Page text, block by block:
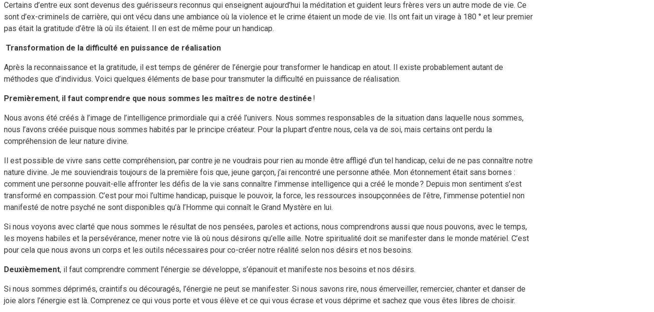
Certains d’entre eux sont devenus des guérisseurs reconnus qui enseignent aujourd’hui la méditation et guident leurs frères vers un autre mode de vie. Ce
sont d’ex-criminels de carrière, qui ont vécu dans une ambiance où la violence et le crime étaient un mode de vie. Ils ont fait un virage à 180 ° et leur premier
pas était la gratitude d’être là où ils étaient. Il en est de même pour un handicap.
Transformation de la difficulté en puissance de réalisation
Après la reconnaissance et la gratitude, il est temps de générer de l’énergie pour transformer le handicap en atout. Il existe probablement autant de
méthodes que d’individus. Voici quelques éléments de base pour transmuter la difficulté en puissance de réalisation.
Premièrement, il faut comprendre que nous sommes les maîtres de notre destinée !
Nous avons été créés à l’image de l’intelligence primordiale qui a créé l’univers. Nous sommes responsables de la situation dans laquelle nous sommes,
nous l’avons créée puisque nous sommes habités par le principe créateur. Pour la plupart d’entre nous, cela va de soi, mais certains ont perdu la
compréhension de leur nature divine.
Il est possible de vivre sans cette compréhension, par contre je ne voudrais pour rien au monde être affligé d’un tel handicap, celui de ne pas connaître notre
nature divine. Je me souviendrais toujours de la première fois que, jeune garçon, j’ai rencontré une personne athée. Mon étonnement était sans bornes :
comment une personne pouvait-elle affronter les défis de la vie sans connaître l’immense intelligence qui a créé le monde ? Depuis mon sentiment s’est
transformé en compassion. C’est pour moi l’ultime handicap, puisque le pouvoir, la force, les ressources insoupçonnées de l’être, l’immense potentiel non
manifesté de notre psyché ne sont disponibles qu’à l’Homme qui connaît le Grand Mystère en lui.
Si nous voyons avec clarté que nous sommes le résultat de nos pensées, paroles et actions, nous comprendrons aussi que nous pouvons, avec le temps,
les moyens habiles et la persévérance, mener notre vie là où nous désirons qu’elle aille. Notre spiritualité doit se manifester dans le monde matériel. C’est
pour cela que nous avons un corps et les outils nécessaires pour co-créer notre réalité selon nos désirs et nos besoins.
Deuxièmement, il faut comprendre comment l’énergie se développe, s’épanouit et manifeste nos besoins et nos désirs.
Si nous sommes déprimés, craintifs ou découragés, l’énergie ne peut se manifester. Si nous savons rire, nous émerveiller, remercier, chanter et danser de
joie alors l’énergie est là. Comprenez ce qui vous porte et vous élève et ce qui vous écrase et vous déprime et sachez que vous êtes libres de choisir.